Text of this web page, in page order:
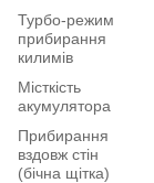
Турбо-режим
прибирання
килимів
Місткість
акумулятора
Прибирання
вздовж стін
(бічна щітка)